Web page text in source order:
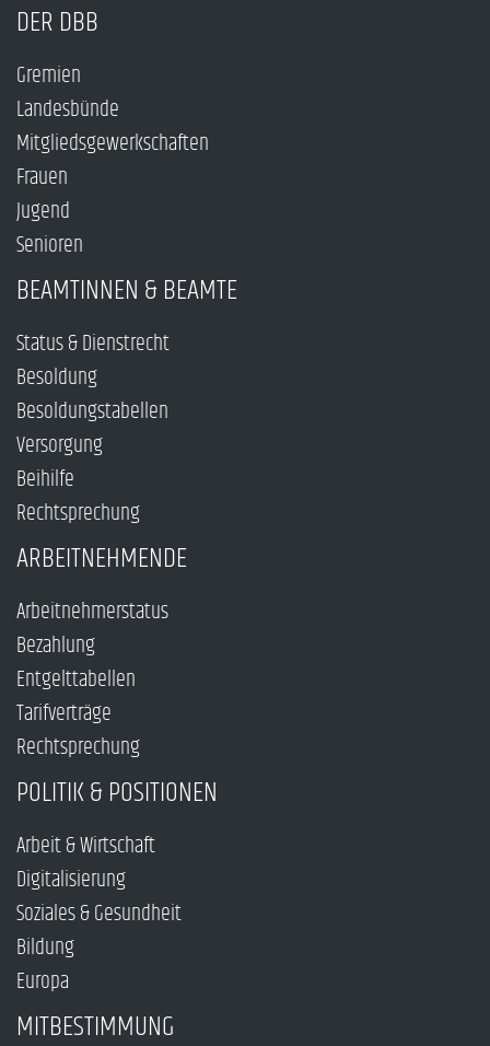
DER DBB
Gremien
Landesbünde
Mitgliedsgewerkschaften
Frauen
Jugend
Senioren
BEAMTINNEN & BEAMTE
Status & Dienstrecht
Besoldung
Besoldungstabellen
Versorgung
Beihilfe
Rechtsprechung
ARBEITNEHMENDE
Arbeitnehmerstatus
Bezahlung
Entgelttabellen
Tarifverträge
Rechtsprechung
POLITIK & POSITIONEN
Arbeit & Wirtschaft
Digitalisierung
Soziales & Gesundheit
Bildung
Europa
MITBESTIMMUNG